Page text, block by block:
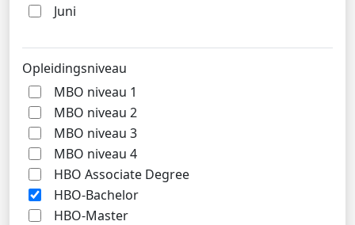
Juni
Opleidingsniveau
MBO niveau 1
MBO niveau 2
MBO niveau 3
MBO niveau 4
HBO Associate Degree
HBO-Bachelor
HBO-Master